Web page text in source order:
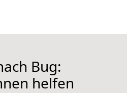
Bug:
helfen